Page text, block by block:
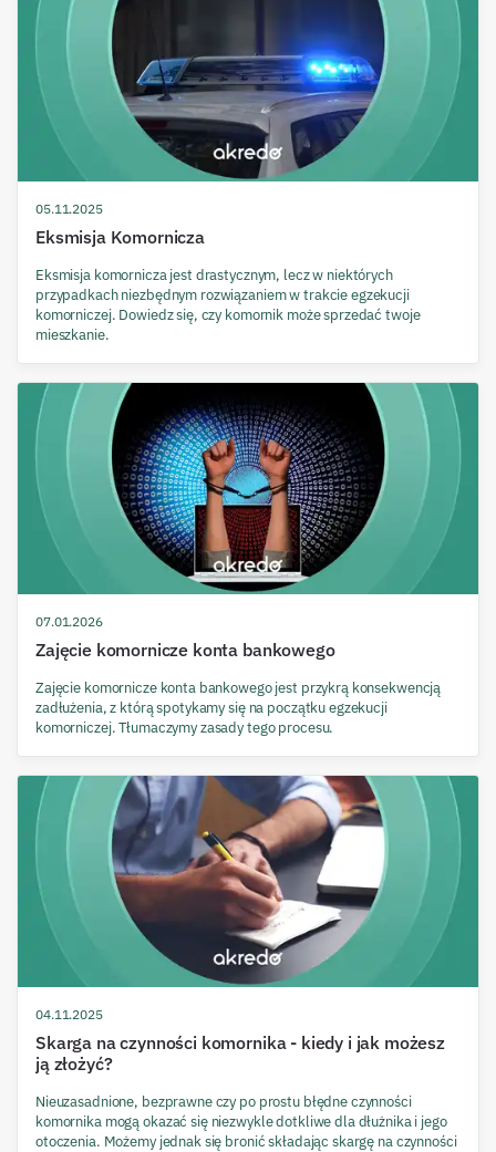
05.11.2025
Eksmisja Komornicza
Eksmisja komornicza jest drastycznym, lecz w niektórych
przypadkach niezbędnym rozwiązaniem w trakcie egzekucji
komorniczej. Dowiedz się, czy komornik może sprzedać twoje
mieszkanie.
07.01.2026
Zajęcie komornicze konta bankowego
Zajęcie komornicze konta bankowego jest przykrą konsekwencją
zadłużenia, z którą spotykamy się na początku egzekucji
komorniczej. Tłumaczymy zasady tego procesu.
04.11.2025
Skarga na czynności komornika - kiedy i jak możesz
ją złożyć?
Nieuzasadnione, bezprawne czy po prostu błędne czynności
komornika mogą okazać się niezwykle dotkliwe dla dłużnika i jego
otoczenia. Możemy jednak się bronić składając skargę na czynności